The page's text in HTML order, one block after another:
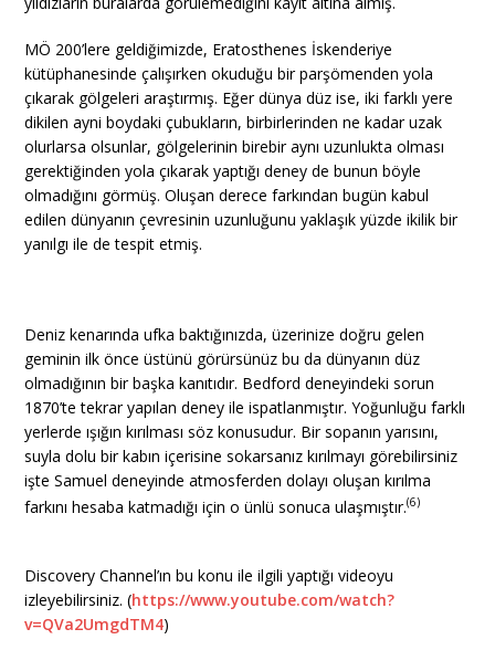
MÖ 200’lere geldiğimizde, Eratosthenes İskenderiye
kütüphanesinde çalışırken okuduğu bir parşömenden yola
çıkarak gölgeleri araştırmış. Eğer dünya düz ise, iki farklı yere
dikilen ayni boydaki çubukların, birbirlerinden ne kadar uzak
olurlarsa olsunlar, gölgelerinin birebir aynı uzunlukta olması
gerektiğinden yola çıkarak yaptığı deney de bunun böyle
olmadığını görmüş. Oluşan derece farkından bugün kabul
edilen dünyanın çevresinin uzunluğunu yaklaşık yüzde ikilik bir
yanılgı ile de tespit etmiş.
Deniz kenarında ufka baktığınızda, üzerinize doğru gelen
geminin ilk önce üstünü görürsünüz bu da dünyanın düz
olmadığının bir başka kanıtıdır. Bedford deneyindeki sorun
1870’te tekrar yapılan deney ile ispatlanmıştır. Yoğunluğu farklı
yerlerde ışığın kırılması söz konusudur. Bir sopanın yarısını,
suyla dolu bir kabın içerisine sokarsanız kırılmayı görebilirsiniz
işte Samuel deneyinde atmosferden dolayı oluşan kırılma
farkını hesaba katmadığı için o ünlü sonuca ulaşmıştır.(6)
Discovery Channel’ın bu konu ile ilgili yaptığı videoyu
izleyebilirsiniz. (https://www.youtube.com/watch?
v=QVa2UmgdTM4)